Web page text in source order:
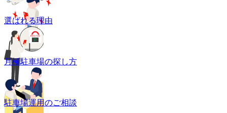
選ばれる理由
月極駐車場の探し方
駐車場運用のご相談